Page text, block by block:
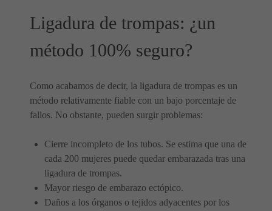
Ligadura de trompas: ¿un
método 100% seguro?
Como acabamos de decir, la ligadura de trompas es un
método relativamente fiable con un bajo porcentaje de
fallos. No obstante, pueden surgir problemas:
Cierre incompleto de los tubos. Se estima que una de
cada 200 mujeres puede quedar embarazada tras una
ligadura de trompas.
Mayor riesgo de embarazo ectópico.
Daños a los órganos o tejidos adyacentes por los